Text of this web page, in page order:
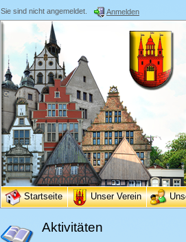
Sie sind nicht angemeldet. Anmelden
Startseite Unser Verein
Aktivitäten